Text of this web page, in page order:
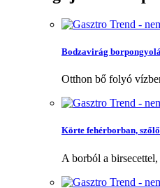
Bodzavirág
Otthon bő folyó
Körte fehérborban,
A borból a